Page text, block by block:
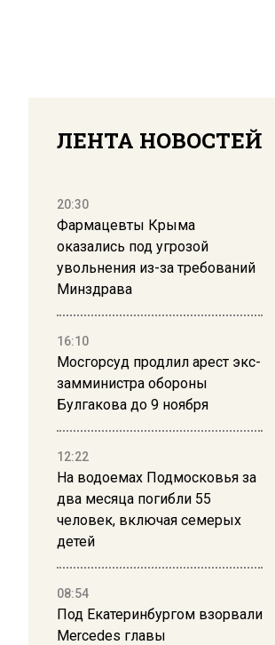
ЛЕНТА НОВОСТЕЙ
20:30
Фармацевты Крыма
оказались под угрозой
увольнения из-за требований
Минздрава
16:10
Мосгорсуд продлил арест экс-
замминистра обороны
Булгакова до 9 ноября
12:22
На водоемах Подмосковья за
два месяца погибли 55
человек, включая семерых
детей
08:54
Под Екатеринбургом взорвали
Mercedes главы